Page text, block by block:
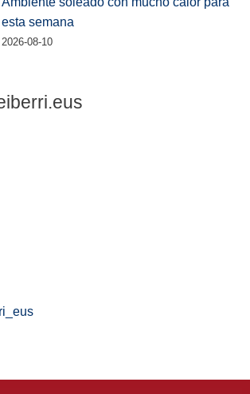
esta semana
2026-08-10